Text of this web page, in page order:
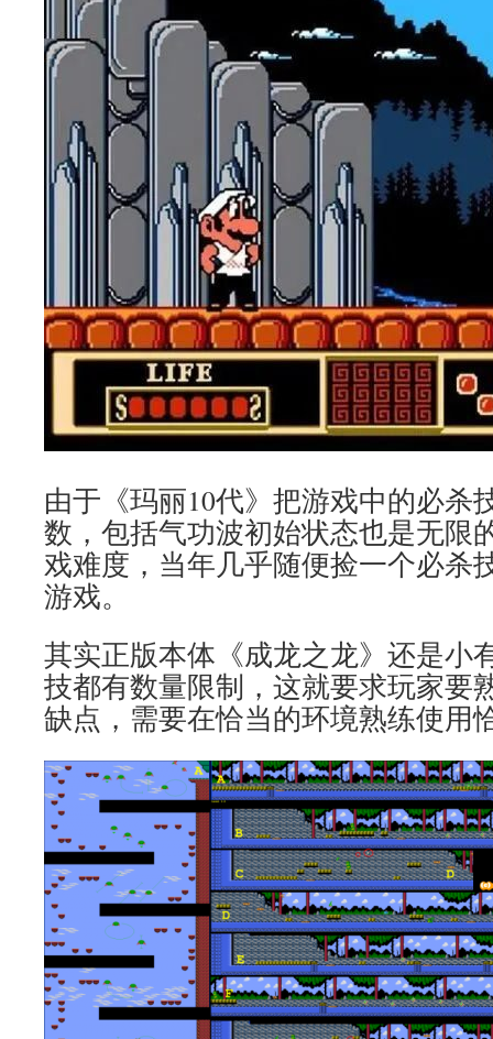
由于《玛丽10代》把游戏中的必杀
数，包括气功波初始状态也是无限
戏难度，当年几乎随便捡一个必杀
游戏。
其实正版本体《成龙之龙》还是小
技都有数量限制，这就要求玩家要
缺点，需要在恰当的环境熟练使用